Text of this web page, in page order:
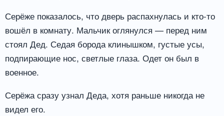
Серёже показалось, что дверь распахнулась и кто-то
вошёл в комнату. Мальчик оглянулся — перед ним
стоял Дед. Седая борода клинышком, густые усы,
подпирающие нос, светлые глаза. Одет он был в
военное.
Серёжа сразу узнал Деда, хотя раньше никогда не
видел его.